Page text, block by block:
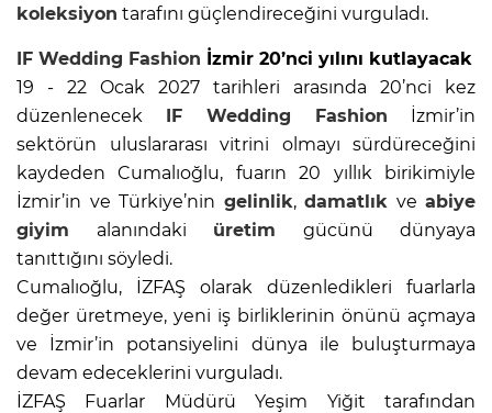
koleksiyon tarafını güçlendireceğini vurguladı.
IF Wedding Fashion İzmir 20’nci yılını kutlayacak
19 - 22 Ocak 2027 tarihleri arasında 20’nci kez
düzenlenecek IF Wedding Fashion İzmir’in
sektörün uluslararası vitrini olmayı sürdüreceğini
kaydeden Cumalıoğlu, fuarın 20 yıllık birikimiyle
İzmir’in ve Türkiye’nin gelinlik, damatlık ve abiye
giyim alanındaki üretim gücünü dünyaya
tanıttığını söyledi.
Cumalıoğlu, İZFAŞ olarak düzenledikleri fuarlarla
değer üretmeye, yeni iş birliklerinin önünü açmaya
ve İzmir’in potansiyelini dünya ile buluşturmaya
devam edeceklerini vurguladı.
İZFAŞ Fuarlar Müdürü Yeşim Yiğit tarafından